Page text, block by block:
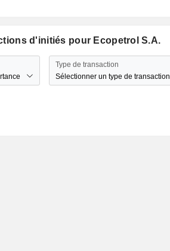
d'initiés pour Ecopetrol S.A.
Type de transaction
Sélectionner un type de transaction